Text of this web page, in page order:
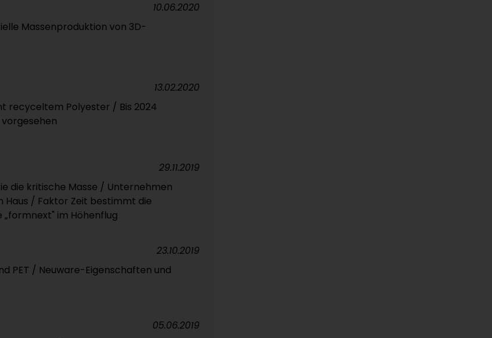
Massenproduktion von 3D-
10.06.2020
recyceltem Polyester / Bis 2024
13.02.2020
die kritische Masse / Unternehmen
Haus / Faktor Zeit bestimmt die
im Höhenflug
29.11.2019
PET / Neuware-Eigenschaften und
23.10.2019
05.06.2019